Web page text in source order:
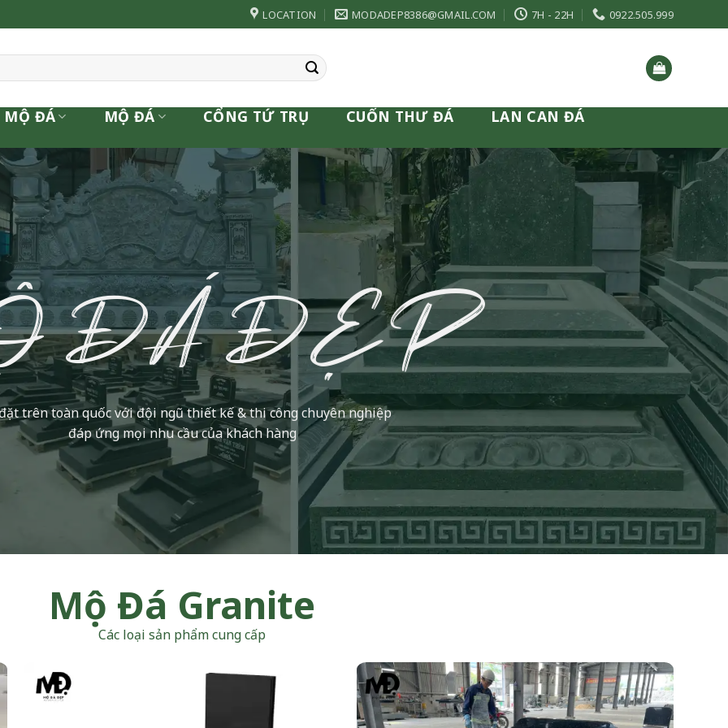
LOCATION MODADEP8386@GMAIL.COM 7H - 22H 0922.505.999
MỘ ĐÁ MỘ ĐÁ CỔNG TỨ TRỤ CUỐN THƯ ĐÁ LAN CAN ĐÁ
ĐÁ ĐẸP
trên toàn quốc với đội ngũ thiết kế & thi công chuyên nghiệp
đáp ứng mọi nhu cầu của khách hàng
Mộ Đá Granite
Các loại sản phẩm cung cấp